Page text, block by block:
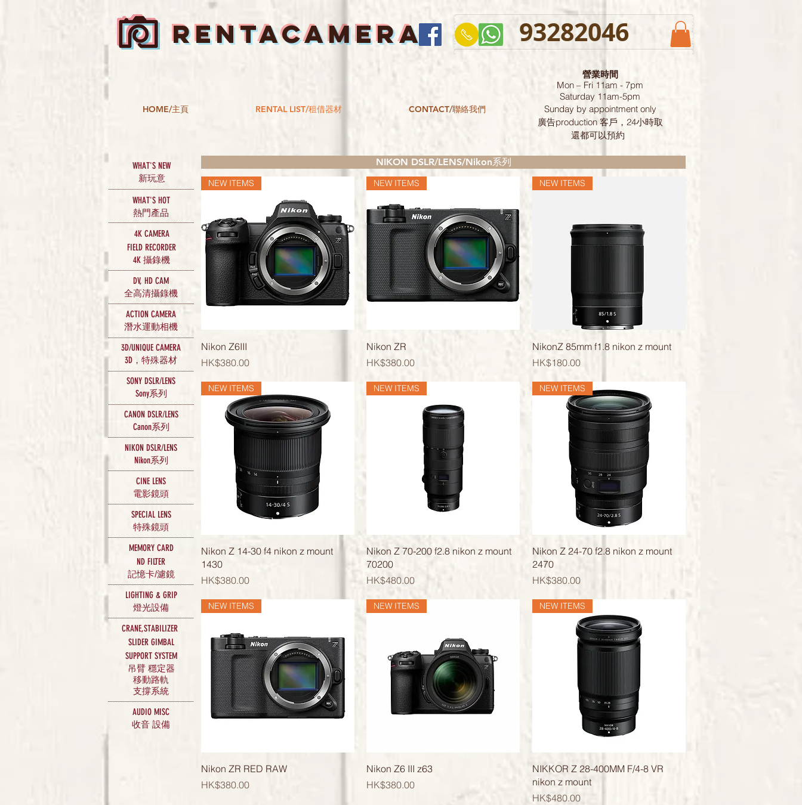
RENTACAMERA 93282046
HOME/主頁 RENTAL LIST/租借器材 CONTACT/聯絡我們
營業時間
Mon – Fri 11am - 7pm
Saturday 11am-5pm
Sunday by appointment only
廣告production 客戶，24小時取
還都可以預約
NEW ITEMS
Nikon Z6III
價格
HK$380.00
NEW ITEMS
Nikon ZR
價格
HK$380.00
快速瀏覽
NEW ITEMS
NikonZ 85mm f1.8 nikon z mount
價格
HK$180.00
快速瀏覽
NEW ITEMS
Nikon Z 14-30 f4 nikon z mount
1430
價格
HK$380.00
快速瀏覽
NEW ITEMS
Nikon Z 70-200 f2.8 nikon z mount
70200
價格
HK$480.00
快速瀏覽
NEW ITEMS
Nikon Z 24-70 f2.8 nikon z mount
2470
價格
HK$380.00
快速瀏覽
NEW ITEMS
Nikon ZR RED RAW
價格
HK$380.00
快速瀏覽
NEW ITEMS
Nikon Z6 III z63
價格
HK$380.00
快速瀏覽
NEW ITEMS
NIKKOR Z 28-400MM F/4-8 VR
nikon z mount
價格
HK$480.00
WHAT'S NEW
新玩意
WHAT'S HOT
​熱門產品
4K CAMERA
FIELD RECORDER
4K 攝錄機
DV, HD CAM
全高清攝錄機
ACTION CAMERA
潛水運動相機
3D/UNIQUE CAMERA
3D，特殊器材
SONY DSLR/LENS
​Sony系列
CANON DSLR/LENS
Canon系列
NIKON DSLR/LENS
Nikon系列
CINE LENS
電影鏡頭
SPECIAL LENS
特殊鏡頭
MEMORY CARD
ND FILTER
記憶卡/濾鏡
LIGHTING & GRIP
​燈光設備
CRANE,STABILIZER
SLIDER GIMBAL
SUPPORT SYSTEM
吊臂 穩定器
移動路軌
支撐系統
AUDIO MISC
收音 設備
NIKON DSLR/LENS/Nikon系列